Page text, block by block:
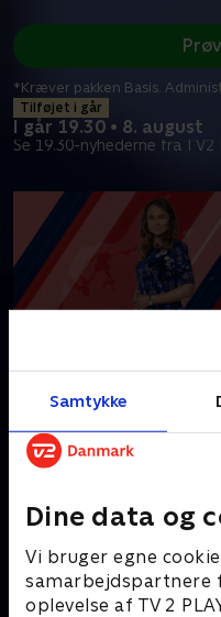
Samtykke
Dine data og
Vi bruger egne
samarbejdspartnere
oplevelse af TV 2
Tilføjet i går
I går 19.30 • 8. august
Se 19.30-nyhederne fra TV2
*Kræver pakken Basis.
Nord.
I går • 10 min